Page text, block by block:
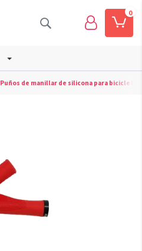
0
Puños de manillar de silicona para bicicleta